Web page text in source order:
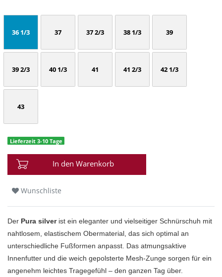
36 1/3 37 37 2/3 38 1/3 39
39 2/3 40 1/3 41 41 2/3 42 1/3
43
Lieferzeit 3-10 Tage
In den Warenkorb
Wunschliste
Der Pura silver ist ein eleganter und vielseitiger Schnürschuh mit
nahtlosem, elastischem Obermaterial, das sich optimal an
unterschiedliche Fußformen anpasst. Das atmungsaktive
Innenfutter und die weich gepolsterte Mesh-Zunge sorgen für ein
angenehm leichtes Tragegefühl – den ganzen Tag über.